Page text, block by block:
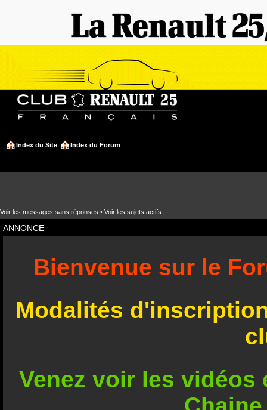
Index du Site Index du Forum
Voir les messages sans réponses • Voir les sujets actifs
ANNONCE
Bienvenue sur le
Modalités
Venez voir les